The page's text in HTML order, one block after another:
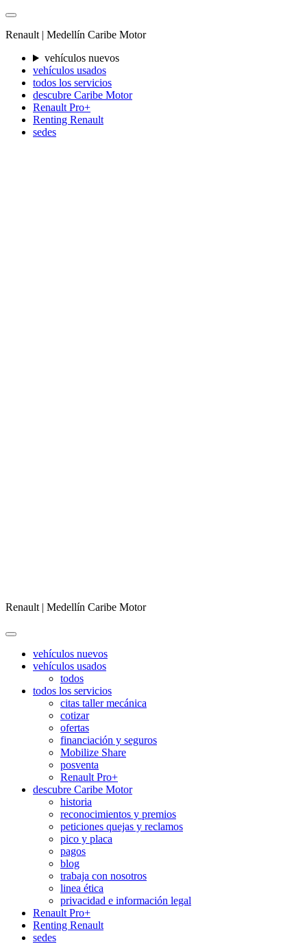
Renault | Medellín Caribe Motor
vehículos nuevos
vehículos usados
todos los servicios
descubre Caribe Motor
Renault Pro+
Renting Renault
sedes
Renault | Medellín Caribe Motor
vehículos nuevos
vehículos usados
todos
todos los servicios
citas taller mecánica
cotizar
ofertas
financiación y seguros
Mobilize Share
posventa
Renault Pro+
descubre Caribe Motor
historia
reconocimientos y premios
peticiones quejas y reclamos
pico y placa
pagos
blog
trabaja con nosotros
linea ética
privacidad e información legal
Renault Pro+
Renting Renault
sedes